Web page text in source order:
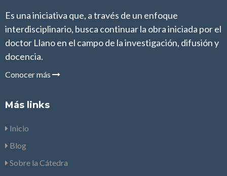
Es una iniciativa que, a través de un enfoque
interdisciplinario, busca continuar la obra iniciada por el
doctor Llano en el campo de la investigación, difusión y
docencia.
Conocer más
Más links
Inicio
Blog
Sobre la Cátedra